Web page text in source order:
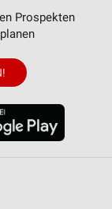
Prospekten